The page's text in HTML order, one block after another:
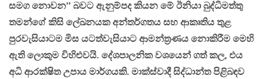
සමග නොවන’’ බවට ඇනුම්පද කියන මේ ඊනියා බුද්ධිමත්තු
තමන්ගේ කිසි ලේඛනයක අන්තර්ගතය සහ ආකෘතිය තුළ
පුරවැසියාටම මිස යටත්වැසියාට ආමන්ත්‍රණය නොකිරීම මෙහි
ඇති ලොකුම විහිළුවයි. දේශපාලනික වශයෙන් ගත් කල, එය
අධි ආරක්ෂිත උපාය මාර්ගයකි. මාක්ස්වාදී සිද්ධාන්ත පිළිබඳව